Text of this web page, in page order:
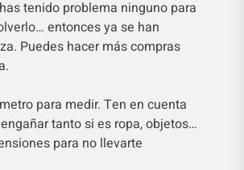
tenido problema ninguno para
entonces ya se han
Puedes hacer más compras
para medir. Ten en cuenta
tanto si es ropa, objetos…
para no llevarte